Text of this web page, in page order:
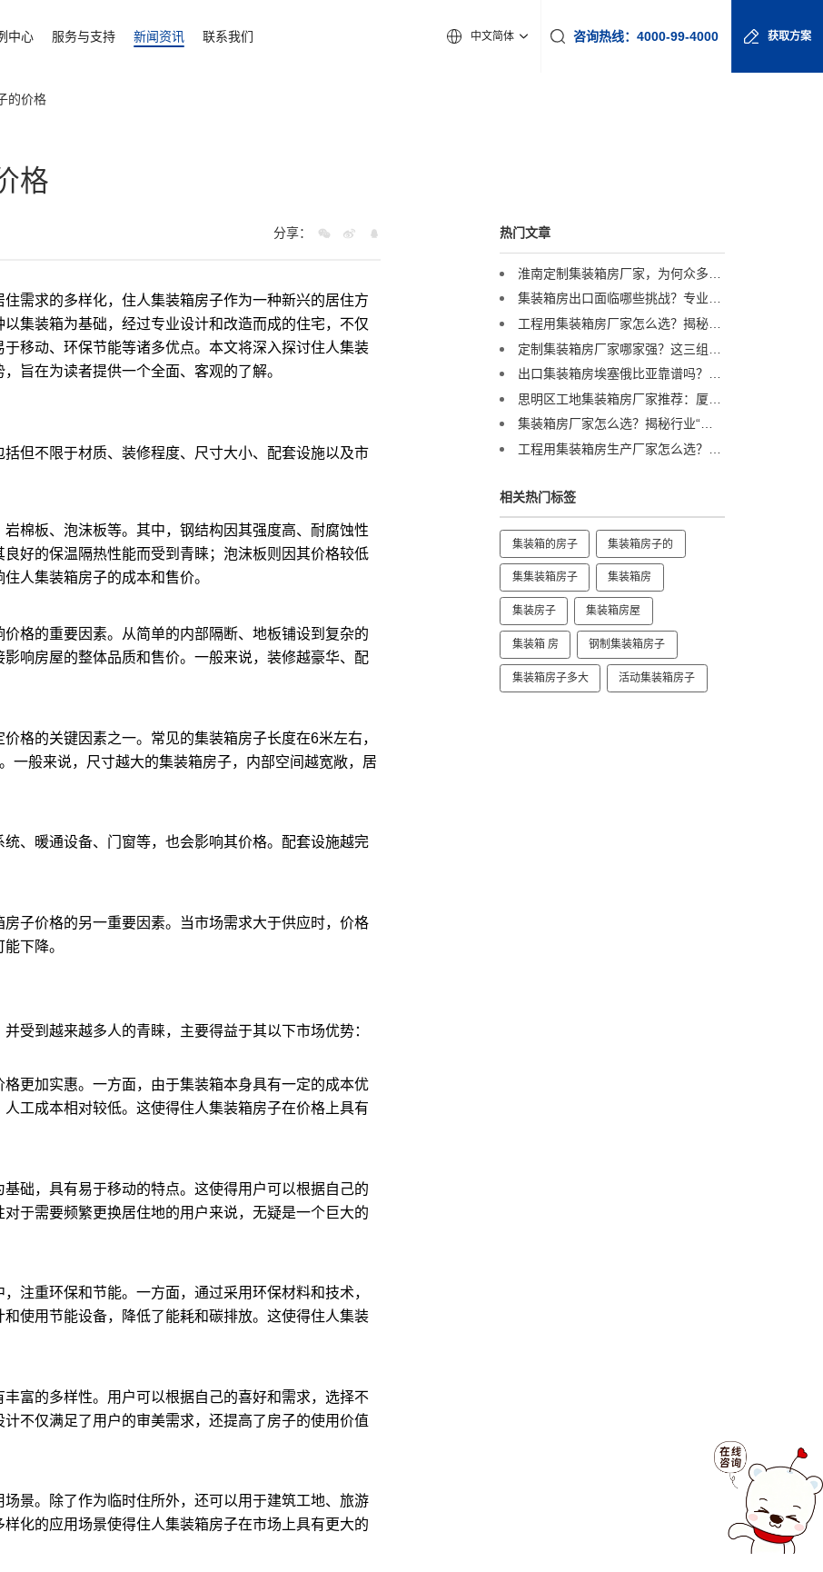
中心 服务与支持 新闻资讯 联系我们 中文简体 咨询热线：4000-99-4000 获取方案
的价格
格
分享：
需求的多样化，住人集装箱房子作为一种新兴的居住方
集装箱为基础，经过专业设计和改造而成的住宅，不仅
移动、环保节能等诸多优点。本文将深入探讨住人集装
旨在为读者提供一个全面、客观的了解。
但不限于材质、装修程度、尺寸大小、配套设施以及市
棉板、泡沫板等。其中，钢结构因其强度高、耐腐蚀性
好的保温隔热性能而受到青睐；泡沫板则因其价格较低
人集装箱房子的成本和售价。
格的重要因素。从简单的内部隔断、地板铺设到复杂的
响房屋的整体品质和售价。一般来说，装修越豪华、配
格的关键因素之一。常见的集装箱房子长度在6米左右，
一般来说，尺寸越大的集装箱房子，内部空间越宽敞，居
、暖通设备、门窗等，也会影响其价格。配套设施越完
子价格的另一重要因素。当市场需求大于供应时，价格
下降。
受到越来越多人的青睐，主要得益于其以下市场优势：
更加实惠。一方面，由于集装箱本身具有一定的成本优
工成本相对较低。这使得住人集装箱房子在价格上具有
础，具有易于移动的特点。这使得用户可以根据自己的
于需要频繁更换居住地的用户来说，无疑是一个巨大的
注重环保和节能。一方面，通过采用环保材料和技术，
使用节能设备，降低了能耗和碳排放。这使得住人集装
富的多样性。用户可以根据自己的喜好和需求，选择不
不仅满足了用户的审美需求，还提高了房子的使用价值
景。除了作为临时住所外，还可以用于建筑工地、旅游
化的应用场景使得住人集装箱房子在市场上具有更大的
热门文章
集装箱房出口面临哪些挑战？专业集装箱房出口流程与解决方案全解析
集装箱房厂家怎么选？揭秘行业“隐形冠军”的硬核实力
相关热门标签
集装箱的房子 集装箱房子的
集集装箱房子 集装箱房
集装房子 集装箱房屋
集装箱 房 钢制集装箱房子
集装箱房子多大 活动集装箱房子